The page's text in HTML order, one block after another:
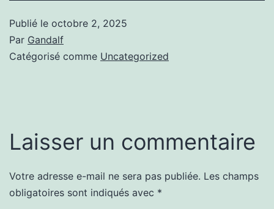
Publié le octobre 2, 2025
Par Gandalf
Catégorisé comme Uncategorized
Laisser un commentaire
Votre adresse e-mail ne sera pas publiée. Les champs
obligatoires sont indiqués avec *